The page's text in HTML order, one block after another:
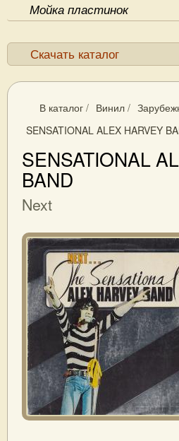
Мойка пластинок
Скачать каталог
В каталог / Винил /
SENSATIONAL ALEX HARVEY
SENSATIONAL
BAND
Next